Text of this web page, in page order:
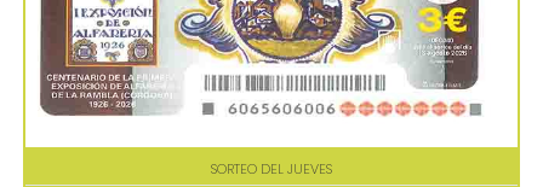
SORTEO DEL JUEVES